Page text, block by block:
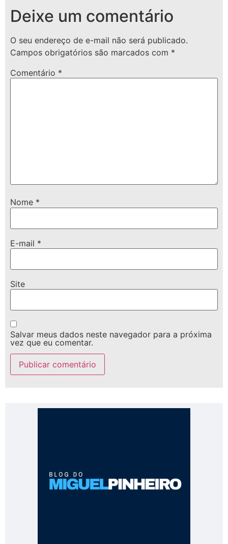
Deixe um comentário
O seu endereço de e-mail não será publicado.
Campos obrigatórios são marcados com *
Comentário *
Nome *
E-mail *
Site
Salvar meus dados neste navegador para a próxima
vez que eu comentar.